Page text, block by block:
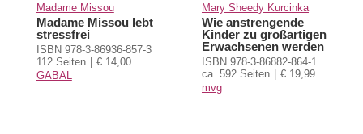
Madame Missou
Madame Missou lebt
stressfrei
ISBN 978-3-86936-857-3
112 Seiten
€ 14,00
GABAL
Mary Sheedy Kurcinka
Wie anstrengende
Kinder zu großartigen
Erwachsenen werden
ISBN 978-3-86882-864-1
ca. 592 Seiten
€ 19,99
mvg